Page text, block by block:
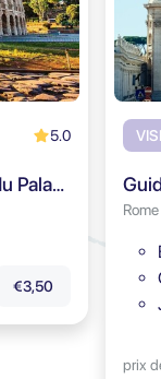
5.0
Colisée, Forum Romain et Colline du Palatin - Visite audioguidée
€3,50
Rome
prix